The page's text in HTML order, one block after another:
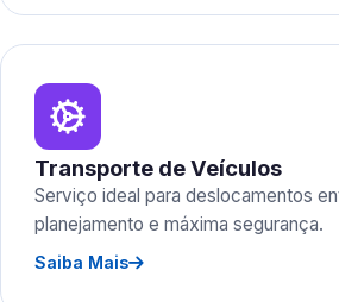
Transporte de Veículos
Serviço ideal para deslocamentos
planejamento e máxima segurança.
Saiba Mais